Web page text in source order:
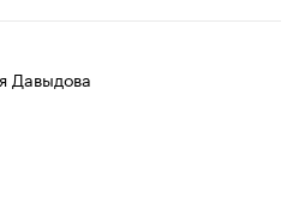
Давыдова